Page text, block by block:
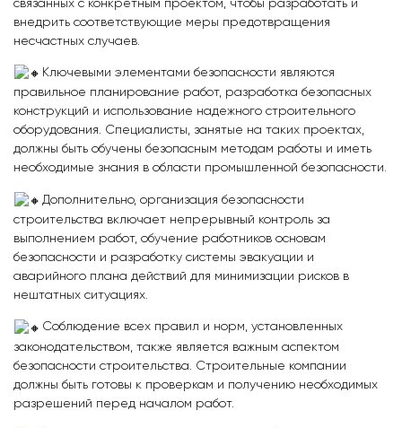
связанных с конкретным проектом, чтобы разработать и
внедрить соответствующие меры предотвращения
несчастных случаев.
Ключевыми элементами безопасности являются
правильное планирование работ, разработка безопасных
конструкций и использование надежного строительного
оборудования. Специалисты, занятые на таких проектах,
должны быть обучены безопасным методам работы и иметь
необходимые знания в области промышленной безопасности.
Дополнительно, организация безопасности
строительства включает непрерывный контроль за
выполнением работ, обучение работников основам
безопасности и разработку системы эвакуации и
аварийного плана действий для минимизации рисков в
нештатных ситуациях.
Соблюдение всех правил и норм, установленных
законодательством, также является важным аспектом
безопасности строительства. Строительные компании
должны быть готовы к проверкам и получению необходимых
разрешений перед началом работ.